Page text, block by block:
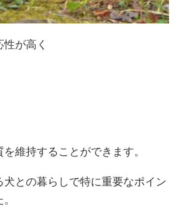
が高く
維持することができます。
との暮らしで特に重要なポイン